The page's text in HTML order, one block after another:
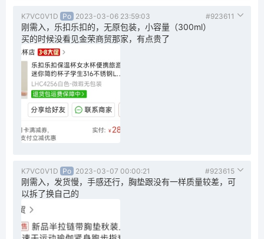
K7VC0V1D Po 2023-03-06 23:59:03 #923611
刚需入，乐扣乐扣的，无原包装，小容量（300ml）
买的时候没看见金荣商贸那家，有点贵了
K7VC0V1D Po 2023-03-07 00:00:21 #923615
刚需入，发货慢，手感还行，胸垫跟没有一样质量较差，可
以拆了换自己的